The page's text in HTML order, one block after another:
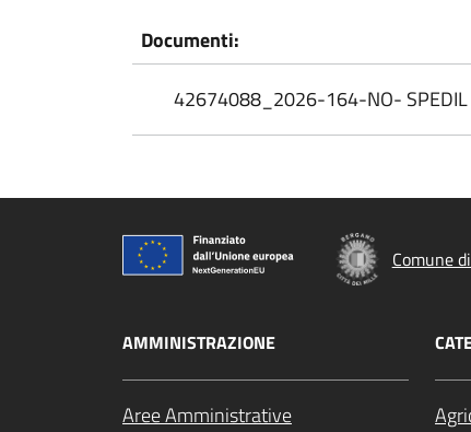
Documenti:
42674088_2026-164-NO-
Comune
AMMINISTRAZIONE
Aree Amministrative